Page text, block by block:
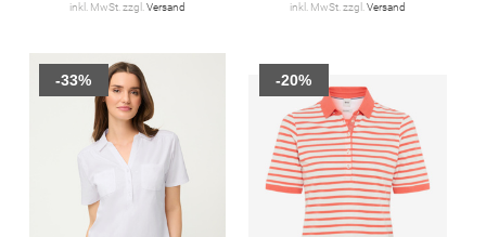
inkl. MwSt. zzgl. Versand inkl. MwSt. zzgl. Versand
-33% -20%